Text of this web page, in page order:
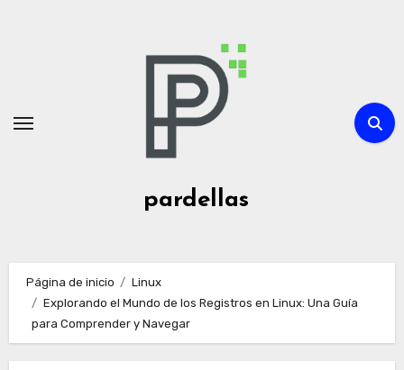
pardellas
Página de inicio
Linux
Explorando el Mundo de los Registros en Linux: Una Guía
para Comprender y Navegar